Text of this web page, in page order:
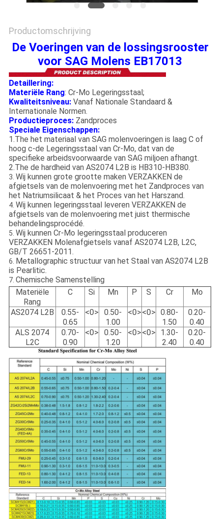
Productomschrijving
De Voeringen van de lossingsrooster
voor SAG Molens EB17013
Detaillering:
Materiële Rang: Cr-Mo Legeringsstaal;
Kwaliteitsniveau:Vanaf Nationale Standaard &
Internationale Normen.
Productieproces:Zandproces
Speciale Eigenschappen:
1.The het materiaal van SAG molenvoeringen is laag C of
hoog c-de Legeringsstaal van Cr-Mo, dat van de
specifieke arbeidsvoorwaarde van SAG miljoen afhangt.
2.The de hardheid van AS2074 L2B is HB310-HB380.
3. Wij kunnen grote grootte maken VERZAKKEN de
afgietsels van de molenvoering met het Zandproces van
het Natriumsilicaat & het Proces van het Harszand.
4. Wij kunnen legeringsstaal leveren VERZAKKEN de
afgietsels van de molenvoering met juist thermische
behandelingsprocédé.
5. Wij kunnen Cr-Mo legeringsstaal produceren
VERZAKKEN Molenafgietsels vanaf AS2074 L2B, L2C,
GB/T 26651-2011.
6.
Metallographic structuur van het Staal van AS2074 L2B
is Pearlitic.
7. Chemische Samenstelling
Materiële
Rang
C Si Mn P S Cr Mo
AS2074 L2B
0.55-
0.65
<0>
0.50-
1.00
<0><0>
0.80-
1.50
0.20-
0.40
ALS 2074
L2C
0.70-
0.90
<0>
0.50-
1.20
<0><0>
1.30-
2.40
0.20-
0.40